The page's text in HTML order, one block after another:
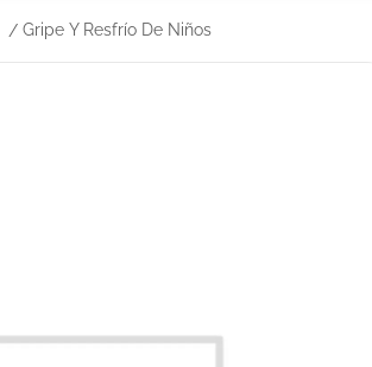
Gripe Y Resfrío De Niños